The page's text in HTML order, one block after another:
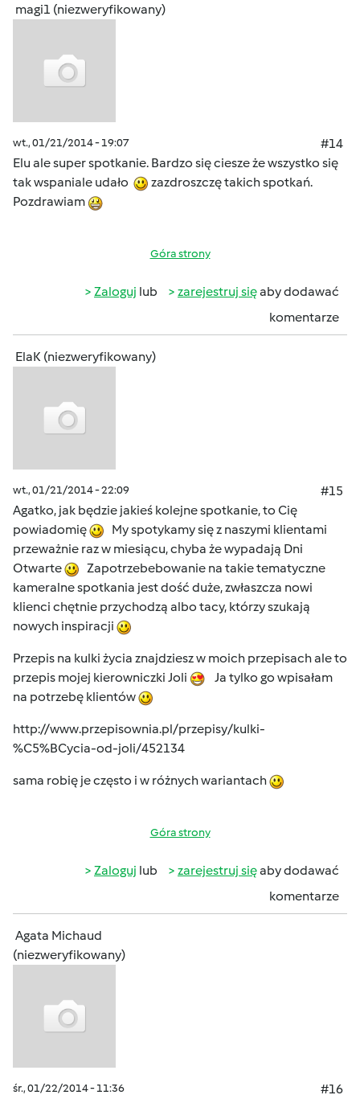
magi1 (niezweryfikowany)
wt., 01/21/2014 - 19:07
#14
Elu ale super spotkanie. Bardzo się ciesze że wszystko się
tak wspaniale udało
zazdroszczę takich spotkań.
Pozdrawiam
Góra strony
Zaloguj lub zarejestruj sięaby dodawać
komentarze
ElaK (niezweryfikowany)
wt., 01/21/2014 - 22:09
#15
Agatko, jak będzie jakieś kolejne spotkanie, to Cię
powiadomię
My spotykamy się z naszymi klientami
przeważnie raz w miesiącu, chyba że wypadają Dni
Otwarte
Zapotrzebebowanie na takie tematyczne
kameralne spotkania jest dość duże, zwłaszcza nowi
klienci chętnie przychodzą albo tacy, którzy szukają
nowych inspiracji
Przepis na kulki życia znajdziesz w moich przepisach ale to
przepis mojej kierowniczki Joli
Ja tylko go wpisałam
na potrzebę klientów
http://www.przepisownia.pl/przepisy/kulki-
%C5%BCycia-od-joli/452134
sama robię je często i w różnych wariantach
Góra strony
Zaloguj lub zarejestruj sięaby dodawać
komentarze
Agata Michaud
(niezweryfikowany)
śr., 01/22/2014 - 11:36
#16